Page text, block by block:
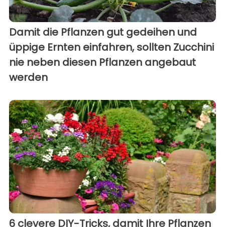
Damit die Pflanzen gut gedeihen und
üppige Ernten einfahren, sollten Zucchini
nie neben diesen Pflanzen angebaut
werden
6 clevere DIY-Tricks, damit Ihre Pflanzen